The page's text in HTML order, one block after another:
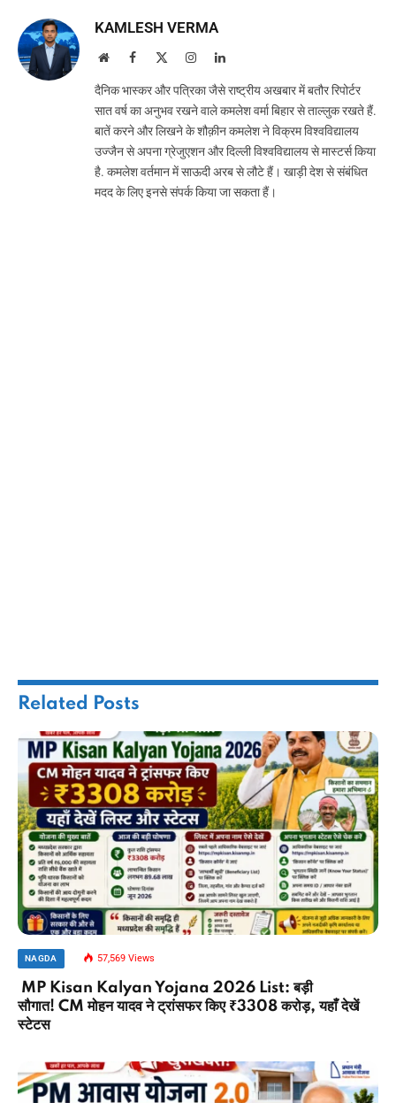
KAMLESH VERMA
WebsiteFacebook InstagramLinkedIn
दैनिक भास्कर और पत्रिका जैसे राष्ट्रीय अखबार में बतौर रिपोर्टर
सात वर्ष का अनुभव रखने वाले कमलेश वर्मा बिहार से ताल्लुक रखते हैं.
बातें करने और लिखने के शौक़ीन कमलेश ने विक्रम विश्वविद्यालय
उज्जैन से अपना ग्रेजुएशन और दिल्ली विश्वविद्यालय से मास्टर्स किया
है. कमलेश वर्तमान में साऊदी अरब से लौटे हैं। खाड़ी देश से संबंधित
मदद के लिए इनसे संपर्क किया जा सकता हैं।
Related Posts
NAGDA 57,569 Views
MP Kisan Kalyan Yojana 2026 List: बड़ी
सौगात! CM मोहन यादव ने ट्रांसफर किए ₹3308 करोड़, यहाँ देखें
स्टेटस